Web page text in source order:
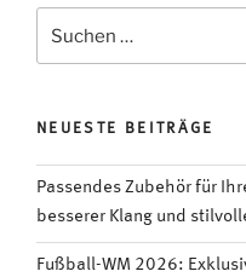
nach:
NEUESTE BEITRÄGE
Passendes Zubehör für
besserer Klang und
Fußball-WM 2026: